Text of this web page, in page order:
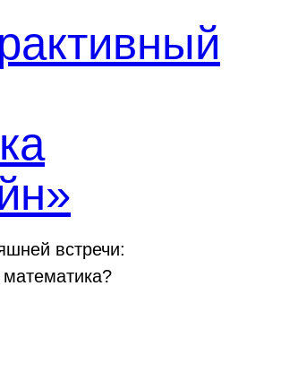
встречи: